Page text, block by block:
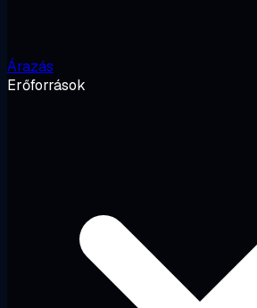
Árazás
Erőforrások